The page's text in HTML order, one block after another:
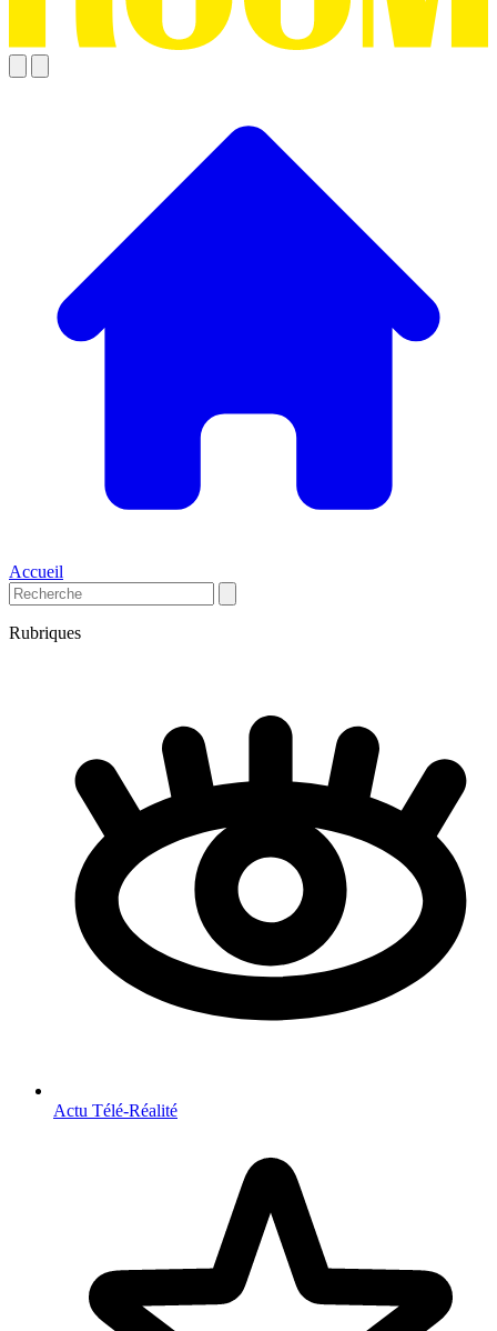
Accueil
Rubriques
Actu Télé-Réalité